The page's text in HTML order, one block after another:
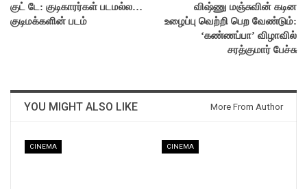
குட் டே: குடிகாரர்கள் படமல்ல…
குடிமக்களின் படம்
விஷ்ணு மஞ்சுவின் கடின
உழைப்பு வெற்றி பெற வேண்டும்:
‘கண்ணப்பா’ விழாவில்
சரத்குமார் பேச்சு
YOU MIGHT ALSO LIKE More From Author
CINEMA CINEMA